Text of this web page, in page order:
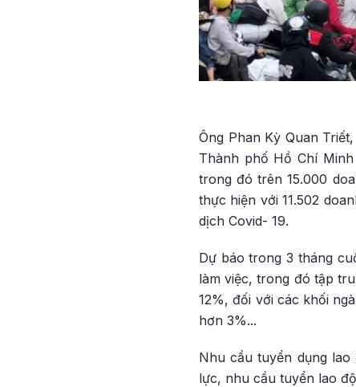
Ông Phan Kỳ Quan
Thành phố Hồ Chí
trong đó trên 15.000
thực hiện với 11.502
dịch Covid- 19.
Dự báo trong 3 tháng
làm việc, trong đó tập
12%, đối với các khối
hơn 3%...
Nhu cầu tuyển dụng
lực, nhu cầu tuyển lao